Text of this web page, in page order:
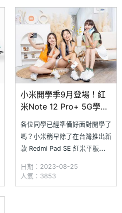
本，同樣提供了薰衣紫、石墨
灰、薄荷綠等三種顏色款式可
選，除了記憶體與儲存容量不同
小米開學季9月登場！紅
米Note 12 Pro+ 5G學生
買再送藍牙耳機
各位同學已經準備好面對開學了
嗎？小米稍早除了在台灣推出新
款 Redmi Pad SE 紅米平板電
期間推出「小米開學季」活動，
集結多款手機、穿戴裝置、智慧
日期：2023-08-25
人氣：3853